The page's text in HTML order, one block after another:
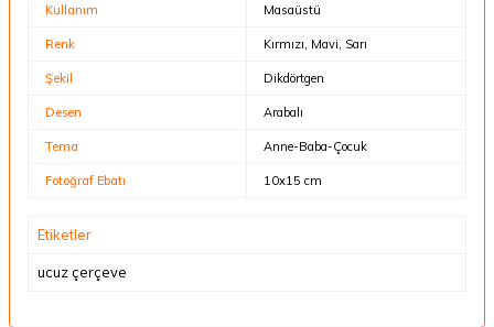
Kullanım Masaüstü
Renk Kırmızı, Mavi, Sarı
Şekil Dikdörtgen
Desen Arabalı
Tema Anne-Baba-Çocuk
Fotoğraf Ebatı 10x15 cm
Etiketler
ucuz çerçeve